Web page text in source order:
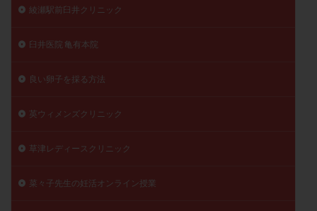
綾瀬駅前臼井クリニック
臼井医院 亀有本院
良い卵子を採る方法
英ウィメンズクリニック
草津レディースクリニック
菜々子先生の妊活オンライン授業